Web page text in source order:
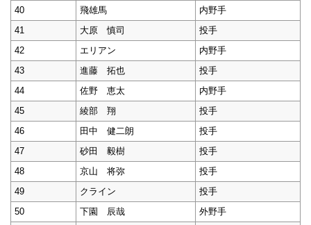
40
飛雄馬
内野手
41
大原 慎司
投手
42
エリアン
内野手
43
進藤 拓也
投手
44
佐野 恵太
内野手
45
綾部 翔
投手
46
田中 健二朗
投手
47
砂田 毅樹
投手
48
京山 将弥
投手
49
クライン
投手
50
下園 辰哉
外野手